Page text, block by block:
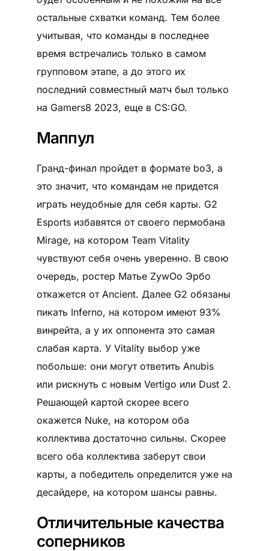
остальные схватки команд. Тем более
учитывая, что команды в последнее
время встречались только в самом
групповом этапе, а до этого их
последний совместный матч был только
на Gamers8 2023, еще в CS:GO.
Маппул
Гранд-финал пройдет в формате bo3, а
это значит, что командам не придется
играть неудобные для себя карты. G2
Esports избавятся от своего пермобана
Mirage, на котором Team Vitality
чувствуют себя очень уверенно. В свою
очередь, ростер Матье ZywOo Эрбо
откажется от Ancient. Далее G2 обязаны
пикать Inferno, на котором имеют 93%
винрейта, а у их оппонента это самая
слабая карта. У Vitality выбор уже
побольше: они могут ответить Anubis
или рискнуть с новым Vertigo или Dust 2.
Решающей картой скорее всего
окажется Nuke, на котором оба
коллектива достаточно сильны. Скорее
всего оба коллектива заберут свои
карты, а победитель определится уже на
десайдере, на котором шансы равны.
Отличительные качества
соперников